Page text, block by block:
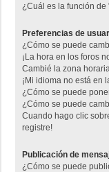
¿Cuál es la función
Preferencias de
¿Cómo se puede
¡La hora en los foros
Cambié la zona
¡Mi idioma no está en
¿Cómo se puede
¿Cómo se puede
Cuando hago clic
registre!
Publicación de
¿Cómo se puede